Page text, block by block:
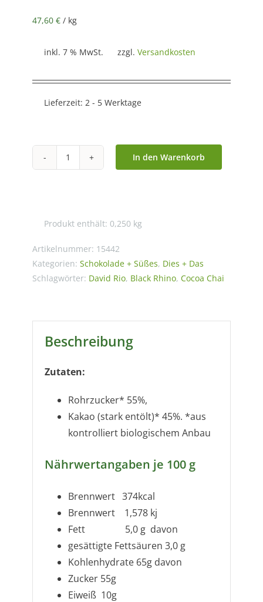
47,60 € / kg
inkl. 7 % MwSt. zzgl. Versandkosten
Lieferzeit: 2 - 5 Werktage
Blömboom
Chocolate
Powder
Bio
(250g)
In den Warenkorb
Produkt enthält: 0,250 kg
Artikelnummer: 15442
Kategorien: Schokolade + Süßes, Dies + Das
Schlagwörter: David Rio, Black Rhino, Cocoa Chai
Beschreibung
Zutaten:
Rohrzucker* 55%,
Kakao (stark entölt)* 45%. *aus
kontrolliert biologischem Anbau
Nährwertangaben je 100 g
Brennwert 374kcal
Brennwert 1,578 kj
Fett 5,0 g davon
gesättigte Fettsäuren 3,0 g
Kohlenhydrate 65g davon
Zucker 55g
Eiweiß 10g